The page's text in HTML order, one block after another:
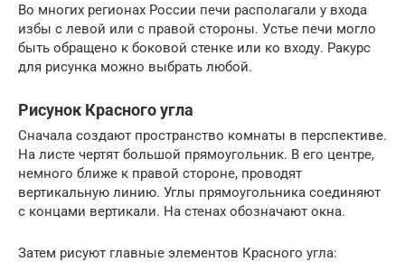
Во многих регионах России печи располагали у входа
избы с левой или с правой стороны. Устье печи могло
быть обращено к боковой стенке или ко входу. Ракурс
для рисунка можно выбрать любой.
Рисунок Красного угла
Сначала создают пространство комнаты в перспективе.
На листе чертят большой прямоугольник. В его центре,
немного ближе к правой стороне, проводят
вертикальную линию. Углы прямоугольника соединяют
с концами вертикали. На стенах обозначают окна.
Затем рисуют главные элементов Красного угла: